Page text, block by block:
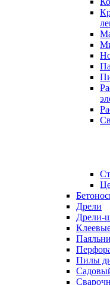
Дрели
Дрели-
Пилы